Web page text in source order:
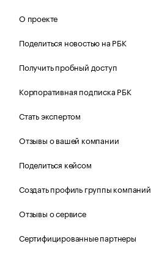
О проекте
Поделиться новостью на РБК
Получить пробный доступ
Корпоративная подписка РБК
Стать экспертом
Отзывы о вашей компании
Поделиться кейсом
Создать профиль группы компаний
Отзывы о сервисе
Сертифицированные партнеры